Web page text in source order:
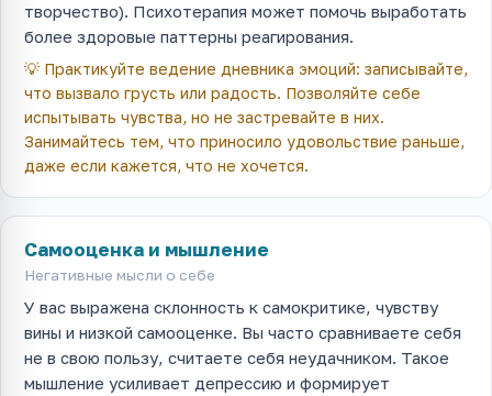
творчество). Психотерапия может помочь выработать
более здоровые паттерны реагирования.
💡 Практикуйте ведение дневника эмоций: записывайте,
что вызвало грусть или радость. Позволяйте себе
испытывать чувства, но не застревайте в них.
Занимайтесь тем, что приносило удовольствие раньше,
даже если кажется, что не хочется.
Самооценка и мышление
Негативные мысли о себе
У вас выражена склонность к самокритике, чувству
вины и низкой самооценке. Вы часто сравниваете себя
не в свою пользу, считаете себя неудачником. Такое
мышление усиливает депрессию и формирует